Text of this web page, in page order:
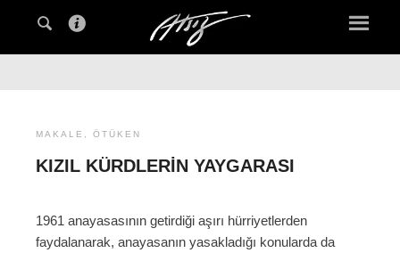
MAKALE , ÖTÜKEN
KIZIL KÜRDLERIN YAYGARASI
1961 anayasasının getirdiği aşırı hürriyetlerden
faydalanarak, anayasanın yasakladığı konularda da